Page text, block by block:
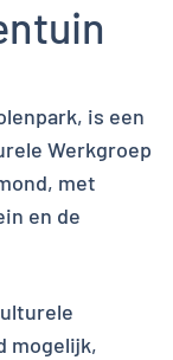
is een
Werkgroep
met
en de
mogelijk,